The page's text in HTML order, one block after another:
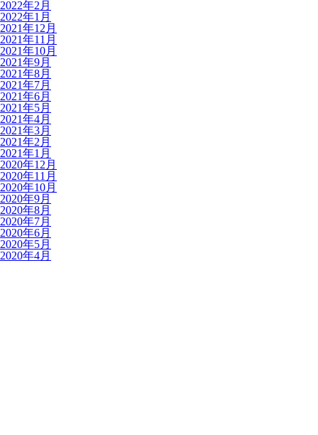
2022年2月
2022年1月
2021年12月
2021年11月
2021年10月
2021年9月
2021年8月
2021年7月
2021年6月
2021年5月
2021年4月
2021年3月
2021年2月
2021年1月
2020年12月
2020年11月
2020年10月
2020年9月
2020年8月
2020年7月
2020年6月
2020年5月
2020年4月